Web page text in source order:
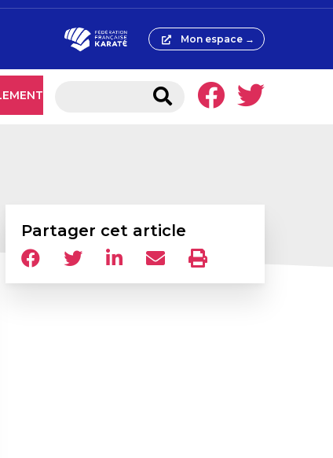
Mon espace →
Partager cet article